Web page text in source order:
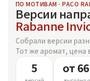
ПО МОТИВАМ · PACO
Версии
Rabanne
Собрали версии
Тот же аромат, цена
5 от